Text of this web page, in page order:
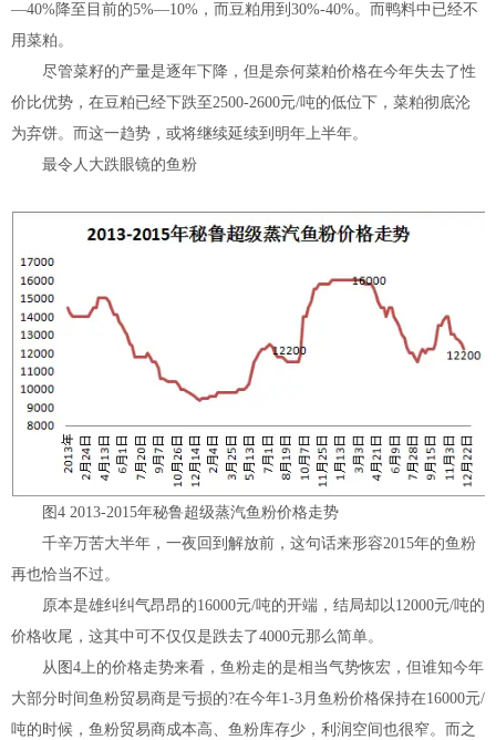
—40%降至目前的5%—10%，而豆粕用到30%-40%。而鸭料中已经不
用菜粕。
尽管菜籽的产量是逐年下降，但是奈何菜粕价格在今年失去了性
价比优势，在豆粕已经下跌至2500-2600元/吨的低位下，菜粕彻底沦
为弃饼。而这一趋势，或将继续延续到明年上半年。
最令人大跌眼镜的鱼粉
图4 2013-2015年秘鲁超级蒸汽鱼粉价格走势
千辛万苦大半年，一夜回到解放前，这句话来形容2015年的鱼粉
再也恰当不过。
原本是雄纠纠气昂昂的16000元/吨的开端，结局却以12000元/吨的
价格收尾，这其中可不仅仅是跌去了4000元那么简单。
从图4上的价格走势来看，鱼粉走的是相当气势恢宏，但谁知今年
大部分时间鱼粉贸易商是亏损的?在今年1-3月鱼粉价格保持在16000元/
吨的时候，鱼粉贸易商成本高、鱼粉库存少，利润空间也很窄。而之